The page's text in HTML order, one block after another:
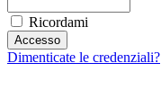
Ricordami
Dimenticate le credenziali?